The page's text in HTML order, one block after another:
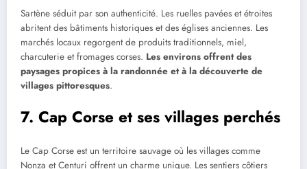
Sartène séduit par son authenticité. Les ruelles pavées et étroites
abritent des bâtiments historiques et des églises anciennes. Les
marchés locaux regorgent de produits traditionnels, miel,
charcuterie et fromages corses. Les environs offrent des
paysages propices à la randonnée et à la découverte de
villages pittoresques.
7. Cap Corse et ses villages perchés
Le Cap Corse est un territoire sauvage où les villages comme
Nonza et Centuri offrent un charme unique. Les sentiers côtiers